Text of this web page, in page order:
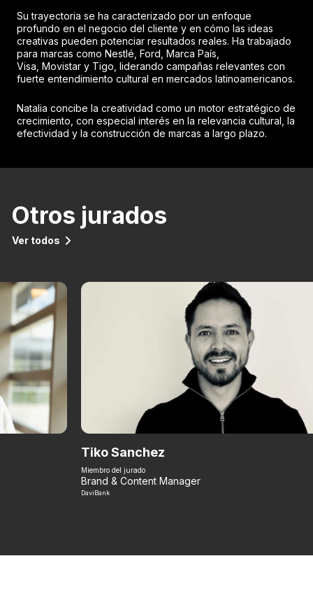
Su trayectoria se ha caracterizado por un enfoque
profundo en el negocio del cliente y en cómo las ideas
creativas pueden potenciar resultados reales. Ha trabajado
para marcas como Nestlé, Ford, Marca País,
Visa, Movistar y Tigo, liderando campañas relevantes con
fuerte entendimiento cultural en mercados latinoamericanos.
Natalia concibe la creatividad como un motor estratégico de
crecimiento, con especial interés en la relevancia cultural, la
efectividad y la construcción de marcas a largo plazo.
Otros jurados
Ver todos
Tiko Sanchez
Miembro del jurado
Brand & Content Manager
DaviBank